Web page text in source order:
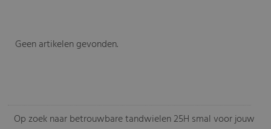
Geen artikelen gevonden.
Op zoek naar betrouwbare tandwielen 25H smal voor jouw